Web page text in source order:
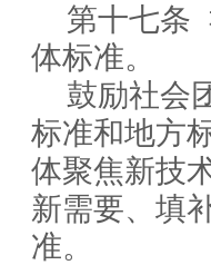
第十七条
体标准。
鼓励社会
标准和地方
体聚焦新技
新需要、填
准。